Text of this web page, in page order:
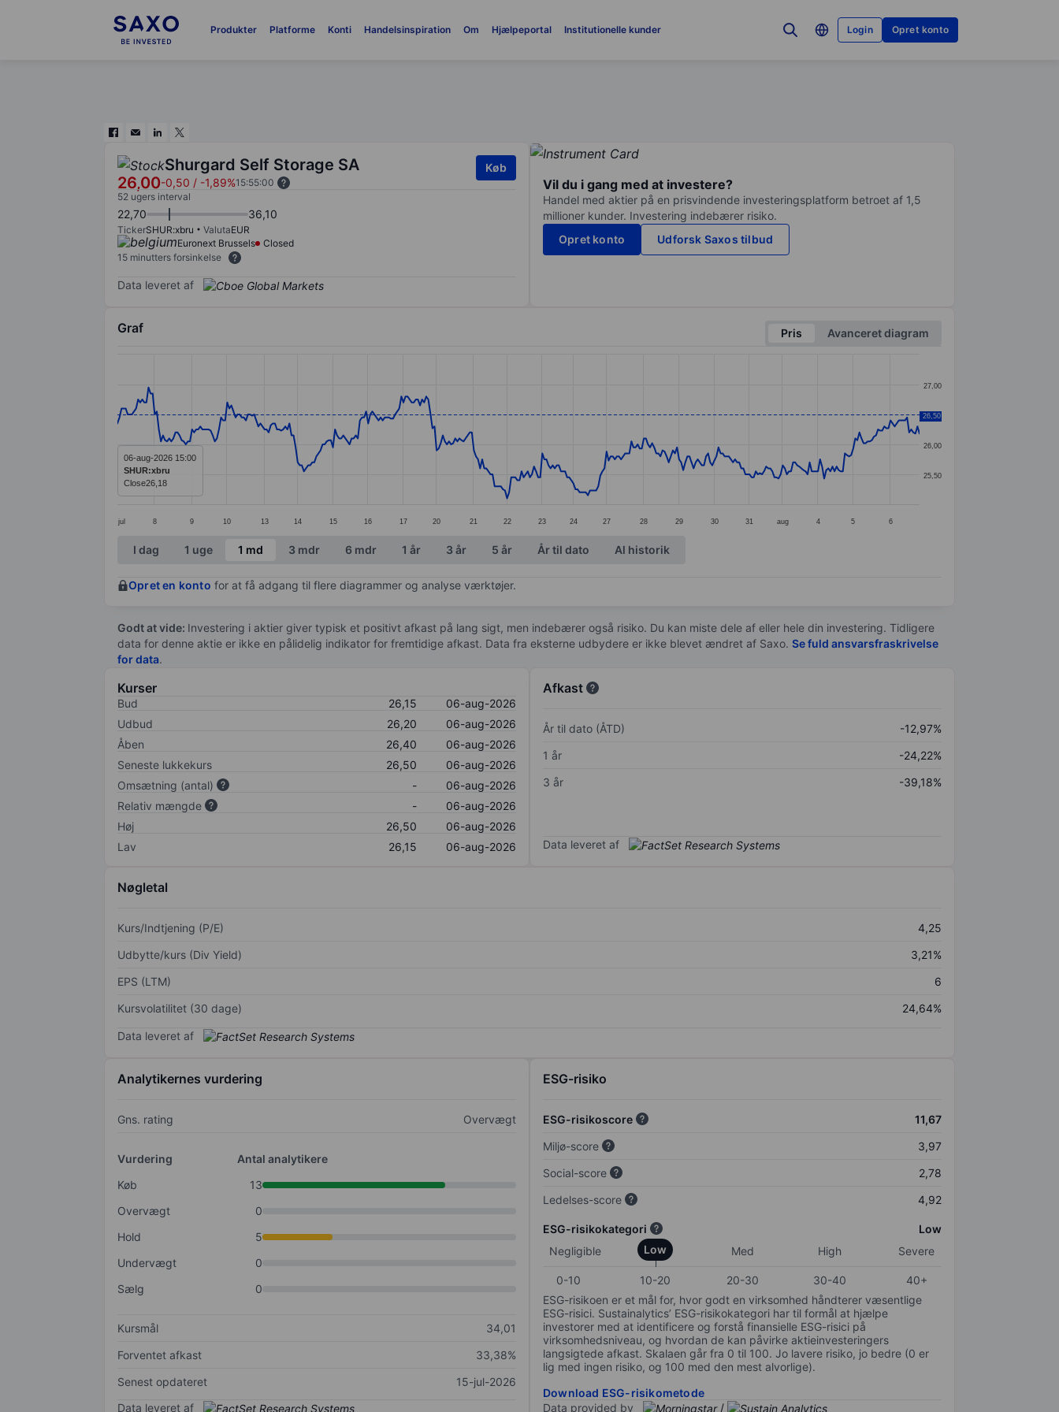
Produkter Platforme Konti Handelsinspiration Om Hjælpeportal Institutionelle kunder Login Opret konto
Shurgard Self Storage SA
26,00-0,50 / -1,89%15:55:00
Køb
52 ugers interval
22,70 36,10
TickerSHUR:xbru ValutaEUR
Euronext Brussels
Closed
15 minutters forsinkelse
Data leveret af
Vil du i gang med at investere?
Handel med aktier på en prisvindende investeringsplatform betroet af 1,5
millioner kunder. Investering indebærer risiko.
Opret konto
Udforsk Saxos tilbud
Graf Pris
Avanceret diagram
Line chart with 388 data points.
The chart has 1 X axis displaying categories.
The chart has 1 Y axis displaying values. Data ranges from 25.1 to 26.95.
jul 8 9 10 13 14 15 16 17 20 21 22 23 24 27 28 29 30 31 aug 4 5 6
25,50
26,00
26,50
27,00
26,50
06-aug-2026 15:00
SHUR:xbru
Close26,18
End of interactive chart.
I dag 1 uge 1 md 3 mdr 6 mdr 1 år 3 år 5 år År til dato Al historik
Opret en konto for at få adgang til flere diagrammer og analyse værktøjer.
Godt at vide: Investering i aktier giver typisk et positivt afkast på lang sigt, men indebærer også risiko. Du kan miste dele af eller hele din investering. Tidligere
data for denne aktie er ikke en pålidelig indikator for fremtidige afkast. Data fra eksterne udbydere er ikke blevet ændret af Saxo. Se fuld ansvarsfraskrivelse
for data.
Kurser
Bud 26,15
06-aug-2026
Udbud
26,20
06-aug-2026
Åben
26,40
06-aug-2026
Seneste lukkekurs
26,50
06-aug-2026
Omsætning (antal)
-
06-aug-2026
Relativ mængde
-
06-aug-2026
Høj
26,50
06-aug-2026
Lav
26,15 06-aug-2026
Afkast
År til dato (ÅTD)
-12,97%
1 år
-24,22%
3 år
-39,18%
Data leveret af
Nøgletal
Kurs/Indtjening (P/E)
4,25
Udbytte/kurs (Div Yield)
3,21%
EPS (LTM)
6
Kursvolatilitet (30 dage)
24,64%
Data leveret af
Analytikernes vurdering
Gns. rating Overvægt
Vurdering
Antal analytikere
Køb
13
Overvægt
0
Hold
5
Undervægt
0
Sælg
0
Kursmål
34,01
Forventet afkast
33,38%
Senest opdateret
15-jul-2026
Data leveret af
ESG-risiko
ESG-risikoscore
11,67
Miljø-score
3,97
Social-score
2,78
Ledelses-score
4,92
ESG-risikokategori
Low
Negligible
Low Med High Severe
0-10 10-20 20-30 30-40
40+
ESG-risikoen er et mål for, hvor godt en virksomhed håndterer væsentlige
ESG-risici. Sustainalytics’ ESG-risikokategori har til formål at hjælpe
investorer med at identificere og forstå finansielle ESG-risici på
virksomhedsniveau, og hvordan de kan påvirke aktieinvesteringers
langsigtede afkast. Skalaen går fra 0 til 100. Jo lavere risiko, jo bedre (0 er
lig med ingen risiko, og 100 med den mest alvorlige).
Download ESG-risikometode
Data provided by
/